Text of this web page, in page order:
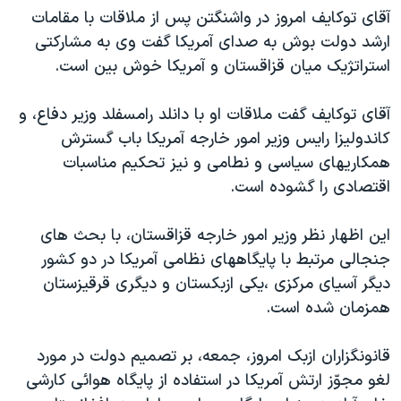
فرهنگ و زندگی
حقوق شهروندی
علم و فناوری
اسرائیل در جنگ
گالری عکس
مستندها
انتخابات ریاست جمهوری آمریکا ۲۰۲۴
رمز مهسا
ورزش زنان در ایران
اعتراضات زن، زندگی، آزادی
تریبونال مردمی آبان ۹۸
دادگاه حمید نوری
چهل سال گروگان‌گیری
اعتراضات مردمی آبان ۹۸
دنبال کنید
زبانهای مختلف
آقای توکايف امروز در واشنگتن پس از ملاقات با مقامات
ارشد دولت بوش به صدای آمريکا گفت وی به مشارکتی
استراتژيک ميان قزاقستان و آمريکا خوش بين است.
آقای توکايف گفت ملاقات او با دانلد رامسفلد وزير دفاع، و
کاندوليزا رايس وزير امور خارجه آمريکا باب گسترش
همکاريهای سياسی و نطامی و نيز تحکيم مناسبات
اقتصادی را گشوده است.
اين اظهار نظر وزير امور خارجه قزاقستان، با بحث های
جنجالی مرتبط با پايگاههای نظامی آمريکا در دو کشور
ديگر آسيای مرکزی ،يکی ازبکستان و ديگری قرقيزستان
همزمان شده است.
قانونگزاران ازبک امروز، جمعه، بر تصميم دولت در مورد
لغو مجوّز ارتش آمريکا در استفاده از پايگاه هوائی کارشی